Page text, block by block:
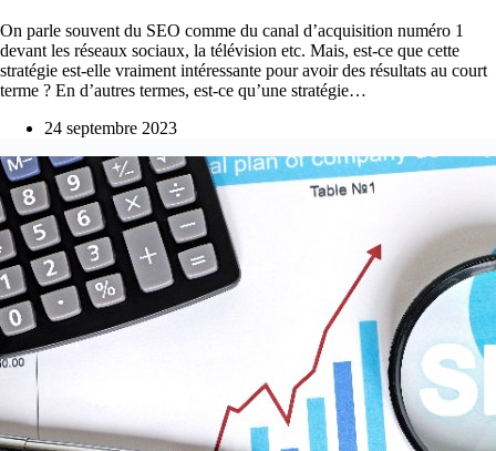
On parle souvent du SEO comme du canal d’acquisition numéro 1
devant les réseaux sociaux, la télévision etc. Mais, est-ce que cette
stratégie est-elle vraiment intéressante pour avoir des résultats au court
terme ? En d’autres termes, est-ce qu’une stratégie…
24 septembre 2023